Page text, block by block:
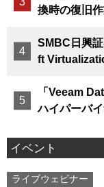
換時の復旧
SMBC日興
ft
「Veeam
ハイパーバ
イベント
ライブウェビナー